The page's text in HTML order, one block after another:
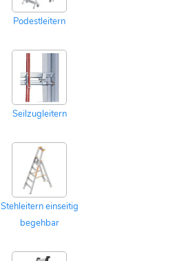
Podestleitern
Seilzugleitern
Stehleitern einseitig
begehbar